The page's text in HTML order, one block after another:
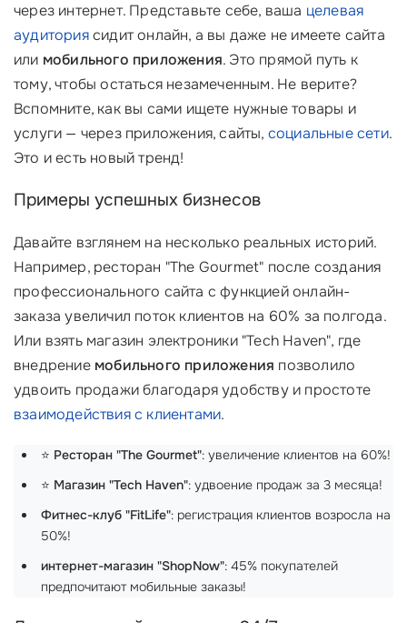
через интернет. Представьте себе, ваша целевая
аудиториясидит онлайн, а вы даже не имеете сайта
или мобильного приложения. Это прямой путь к
тому, чтобы остаться незамеченным. Не верите?
Вспомните, как вы сами ищете нужные товары и
услуги — через приложения, сайты, социальные сети.
Это и есть новый тренд!
Примеры успешных бизнесов
Давайте взглянем на несколько реальных историй.
Например, ресторан "The Gourmet" после создания
профессионального сайта с функцией онлайн-
заказа увеличил поток клиентов на 60% за полгода.
Или взять магазин электроники "Tech Haven", где
внедрение мобильного приложения позволило
удвоить продажи благодаря удобству и простоте
взаимодействия с клиентами.
⭐ Ресторан "The Gourmet": увеличение клиентов на 60%!
⭐ Магазин "Tech Haven": удвоение продаж за 3 месяца!
Фитнес-клуб "FitLife": регистрация клиентов возросла на
50%!
интернет-магазин "ShopNow": 45% покупателей
предпочитают мобильные заказы!